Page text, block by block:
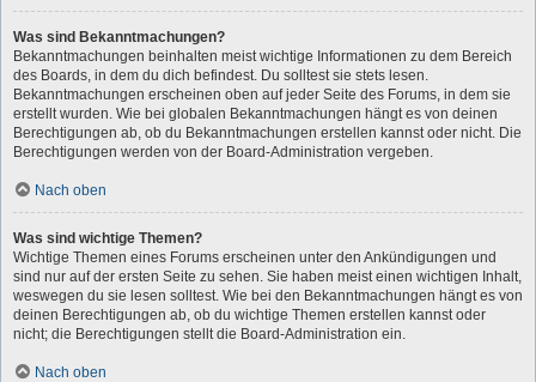
Was sind Bekanntmachungen?
Bekanntmachungen beinhalten meist wichtige Informationen zu dem Bereich
des Boards, in dem du dich befindest. Du solltest sie stets lesen.
Bekanntmachungen erscheinen oben auf jeder Seite des Forums, in dem sie
erstellt wurden. Wie bei globalen Bekanntmachungen hängt es von deinen
Berechtigungen ab, ob du Bekanntmachungen erstellen kannst oder nicht. Die
Berechtigungen werden von der Board-Administration vergeben.
Nach oben
Was sind wichtige Themen?
Wichtige Themen eines Forums erscheinen unter den Ankündigungen und
sind nur auf der ersten Seite zu sehen. Sie haben meist einen wichtigen Inhalt,
weswegen du sie lesen solltest. Wie bei den Bekanntmachungen hängt es von
deinen Berechtigungen ab, ob du wichtige Themen erstellen kannst oder
nicht; die Berechtigungen stellt die Board-Administration ein.
Nach oben